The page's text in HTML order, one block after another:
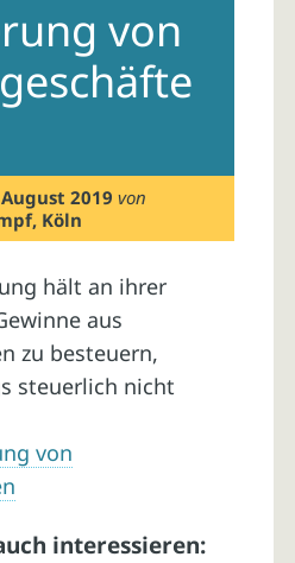
von
2019 von
Köln
hält an ihrer
aus
zu besteuern,
steuerlich nicht
von
interessieren: